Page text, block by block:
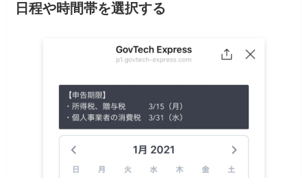
日程や時間帯を選択する